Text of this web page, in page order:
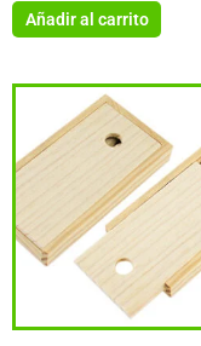
Añadir al carrito